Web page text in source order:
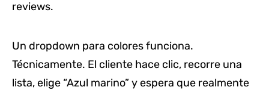
reviews.
Un dropdown para colores funciona.
Técnicamente. El cliente hace clic, recorre una
lista, elige “Azul marino” y espera que realmente